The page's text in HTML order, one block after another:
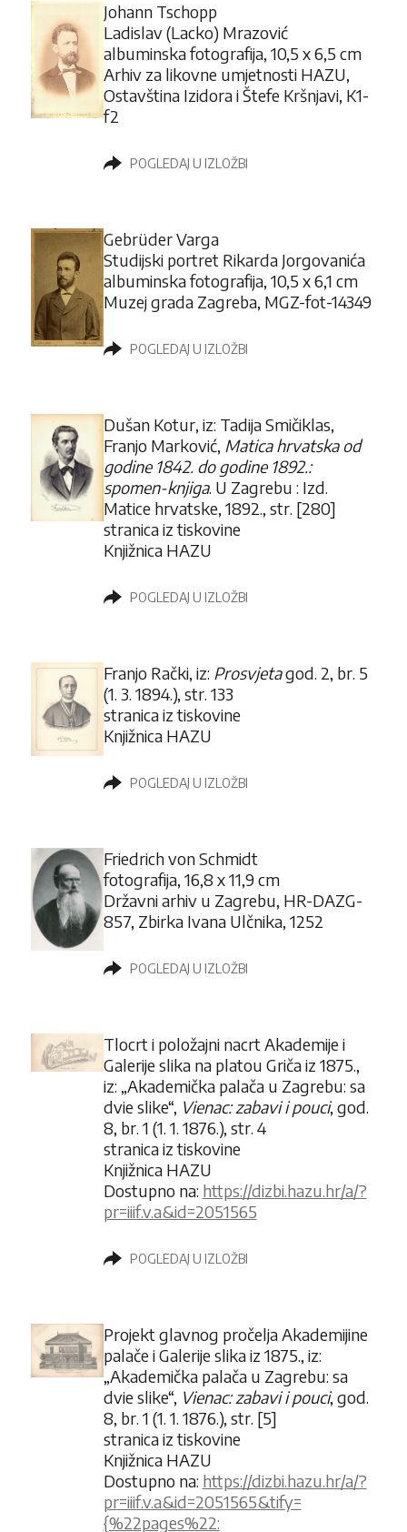
Johann Tschopp
Ladislav (Lacko) Mrazović
albuminska fotografija, 10,5 x 6,5 cm
Arhiv za likovne umjetnosti HAZU,
Ostavština Izidora i Štefe Kršnjavi, K1-
f2
POGLEDAJ U IZLOŽBI
Gebrüder Varga
Studijski portret Rikarda Jorgovanića
albuminska fotografija, 10,5 x 6,1 cm
Muzej grada Zagreba, MGZ-fot-14349
POGLEDAJ U IZLOŽBI
Dušan Kotur, iz: Tadija Smičiklas,
Franjo Marković, Matica hrvatska od
godine 1842. do godine 1892.:
spomen-knjiga. U Zagrebu : Izd.
Matice hrvatske, 1892., str. [280]
stranica iz tiskovine
Knjižnica HAZU
POGLEDAJ U IZLOŽBI
Franjo Rački, iz: Prosvjetagod. 2, br. 5
(1. 3. 1894.), str. 133
stranica iz tiskovine
Knjižnica HAZU
POGLEDAJ U IZLOŽBI
Friedrich von Schmidt
fotografija, 16,8 x 11,9 cm
Državni arhiv u Zagrebu, HR-DAZG-
857, Zbirka Ivana Ulčnika, 1252
POGLEDAJ U IZLOŽBI
Tlocrt i položajni nacrt Akademije i
Galerije slika na platou Griča iz 1875.,
iz: „Akademička palača u Zagrebu: sa
dvie slike“, Vienac: zabavi i pouci, god.
8, br. 1 (1. 1. 1876.), str. 4
stranica iz tiskovine
Knjižnica HAZU
Dostupno na: https://dizbi.hazu.hr/a/?
pr=iiif.v.a&id=2051565
POGLEDAJ U IZLOŽBI
Projekt glavnog pročelja Akademijine
palače i Galerije slika iz 1875., iz:
„Akademička palača u Zagrebu: sa
dvie slike“, Vienac: zabavi i pouci, god.
8, br. 1 (1. 1. 1876.), str. [5]
stranica iz tiskovine
Knjižnica HAZU
Dostupno na: https://dizbi.hazu.hr/a/?
pr=iiif.v.a&id=2051565&tify=
{%22pages%22: